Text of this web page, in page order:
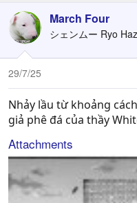
March Four
シェンムー Ryo
29/7/25
Nhảy lầu từ khoảng
giả phê đá của thầy
Attachments